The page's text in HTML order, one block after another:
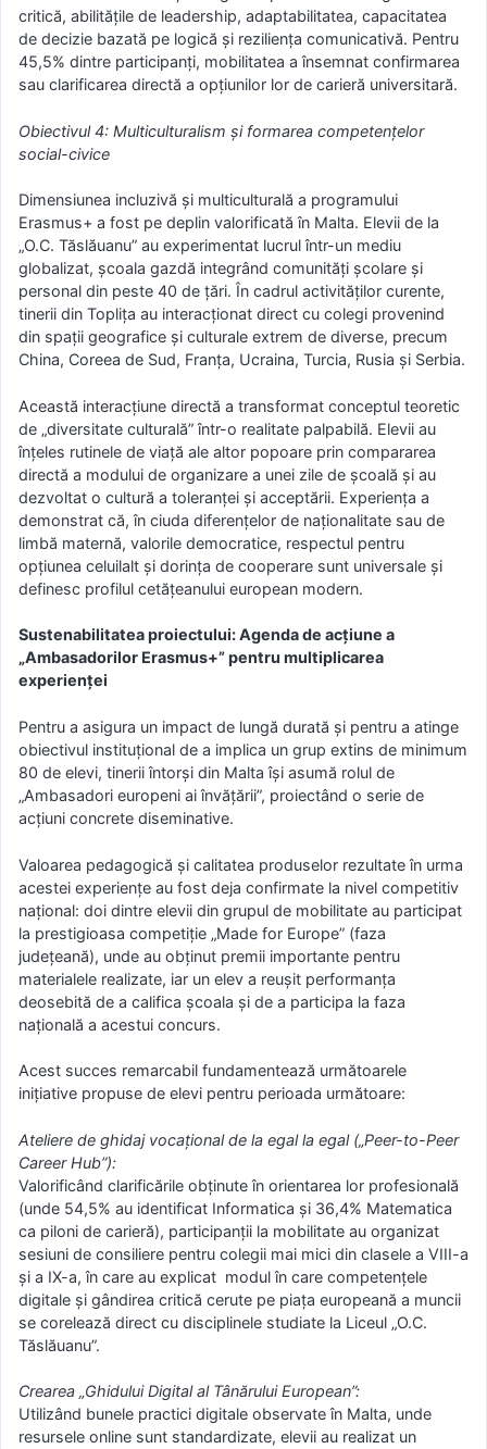
critică, abilitățile de leadership, adaptabilitatea, capacitatea
de decizie bazată pe logică și reziliența comunicativă. Pentru
45,5% dintre participanți, mobilitatea a însemnat confirmarea
sau clarificarea directă a opțiunilor lor de carieră universitară.
Obiectivul 4: Multiculturalism și formarea competențelor
social-civice
Dimensiunea incluzivă și multiculturală a programului
Erasmus+ a fost pe deplin valorificată în Malta. Elevii de la
„O.C. Tăslăuanu” au experimentat lucrul într-un mediu
globalizat, școala gazdă integrând comunități școlare și
personal din peste 40 de țări. În cadrul activităților curente,
tinerii din Toplița au interacționat direct cu colegi provenind
din spații geografice și culturale extrem de diverse, precum
China, Coreea de Sud, Franța, Ucraina, Turcia, Rusia și Serbia.
Această interacțiune directă a transformat conceptul teoretic
de „diversitate culturală” într-o realitate palpabilă. Elevii au
înțeles rutinele de viață ale altor popoare prin compararea
directă a modului de organizare a unei zile de școală și au
dezvoltat o cultură a toleranței și acceptării. Experiența a
demonstrat că, în ciuda diferențelor de naționalitate sau de
limbă maternă, valorile democratice, respectul pentru
opțiunea celuilalt și dorința de cooperare sunt universale și
definesc profilul cetățeanului european modern.
Sustenabilitatea proiectului: Agenda de acțiune a
„Ambasadorilor Erasmus+” pentru multiplicarea
experienței
Pentru a asigura un impact de lungă durată și pentru a atinge
obiectivul instituțional de a implica un grup extins de minimum
80 de elevi, tinerii întorși din Malta își asumă rolul de
„Ambasadori europeni ai învățării”, proiectând o serie de
acțiuni concrete diseminative.
Valoarea pedagogică și calitatea produselor rezultate în urma
acestei experiențe au fost deja confirmate la nivel competitiv
național: doi dintre elevii din grupul de mobilitate au participat
la prestigioasa competiție „Made for Europe” (faza
județeană), unde au obținut premii importante pentru
materialele realizate, iar un elev a reușit performanța
deosebită de a califica școala și de a participa la faza
națională a acestui concurs.
Acest succes remarcabil fundamentează următoarele
inițiative propuse de elevi pentru perioada următoare:
Ateliere de ghidaj vocațional de la egal la egal („Peer-to-Peer
Career Hub”):
Valorificând clarificările obținute în orientarea lor profesională
(unde 54,5% au identificat Informatica și 36,4% Matematica
ca piloni de carieră), participanții la mobilitate au organizat
sesiuni de consiliere pentru colegii mai mici din clasele a VIII-a
și a IX-a, în care au explicat modul în care competențele
digitale și gândirea critică cerute pe piața europeană a muncii
se corelează direct cu disciplinele studiate la Liceul „O.C.
Tăslăuanu”.
Crearea „Ghidului Digital al Tânărului European”:
Utilizând bunele practici digitale observate în Malta, unde
resursele online sunt standardizate, elevii au realizat un